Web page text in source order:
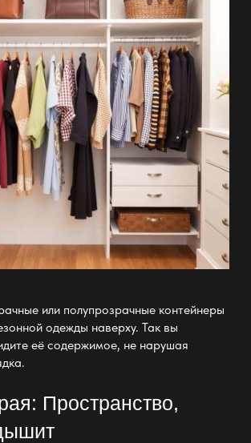
или полупрозрачные контейнеры
одежды наверху. Так вы
её содержимое, не нарушая
Пространство,